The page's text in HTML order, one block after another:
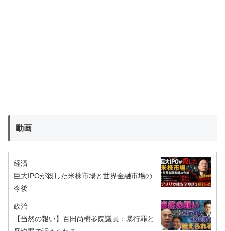
動画
経済
巨大IPOが殺した米株市場と世界金融市場の
今後
政治
【当然の報い】百田尚樹参院議員：暴行罪と